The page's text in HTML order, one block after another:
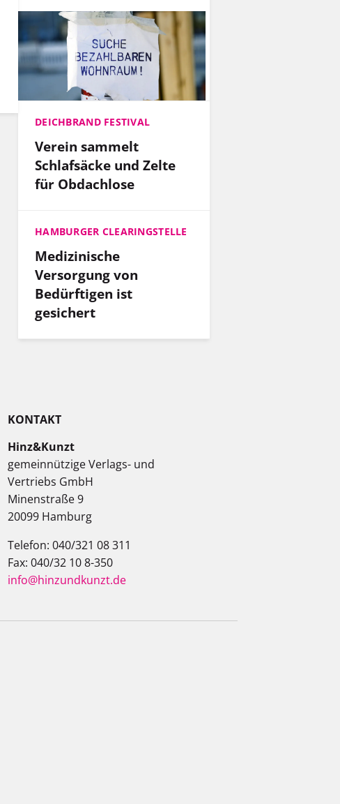
DEICHBRAND FESTIVAL
Verein sammelt
Schlafsäcke und Zelte
für Obdachlose
HAMBURGER CLEARINGSTELLE
Medizinische
Versorgung von
Bedürftigen ist
gesichert
KONTAKT
Hinz&Kunzt
gemeinnützige Verlags- und
Vertriebs GmbH
Minenstraße 9
20099 Hamburg
Telefon: 040/321 08 311
Fax: 040/32 10 8-350
info@hinzundkunzt.de